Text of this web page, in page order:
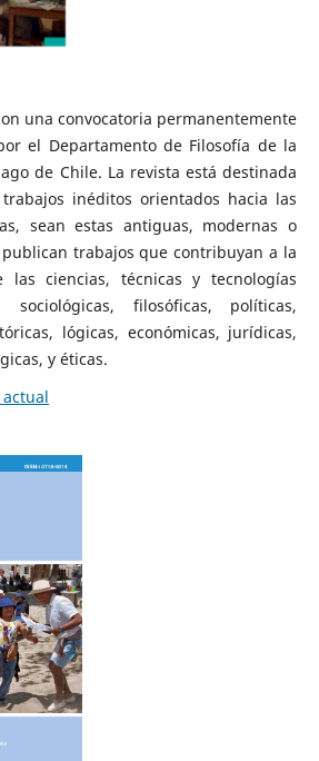
una convocatoria permanentemente
el Departamento de Filosofía de la
de Chile. La revista está destinada
inéditos orientados hacia las
sean estas antiguas, modernas o
trabajos que contribuyan a la
las ciencias, técnicas y tecnologías
sociológicas, filosóficas, políticas,
lógicas, económicas, jurídicas,
y éticas.